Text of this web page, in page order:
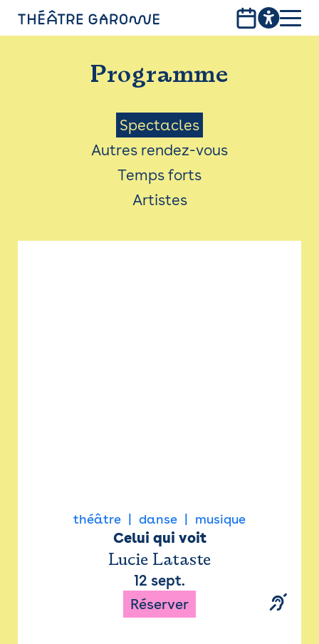
PROGRAMME
INFOS PRATIQUES
AVEC LES PUBLICS
ACCESSIBILITÉ
LES PRODUCTIONS
Programme
Menu
Saison
Spectacles
Autres rendez-vous
Temps forts
Artistes
théâtre danse musique
Celui qui voit
Lucie Lataste
12 sept.
Réserver